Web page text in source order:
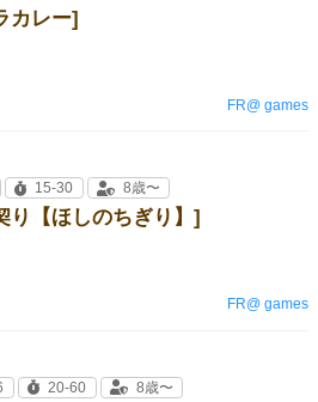
カレー]
FR@ games
り【ほしのちぎり】]
15-30 8歳〜
FR@ games
20-60 8歳〜